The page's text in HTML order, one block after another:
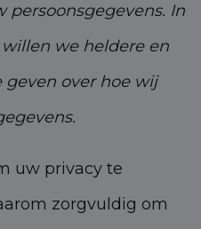
persoonsgegevens. In
we heldere en
over hoe wij
uw privacy te
zorgvuldig om